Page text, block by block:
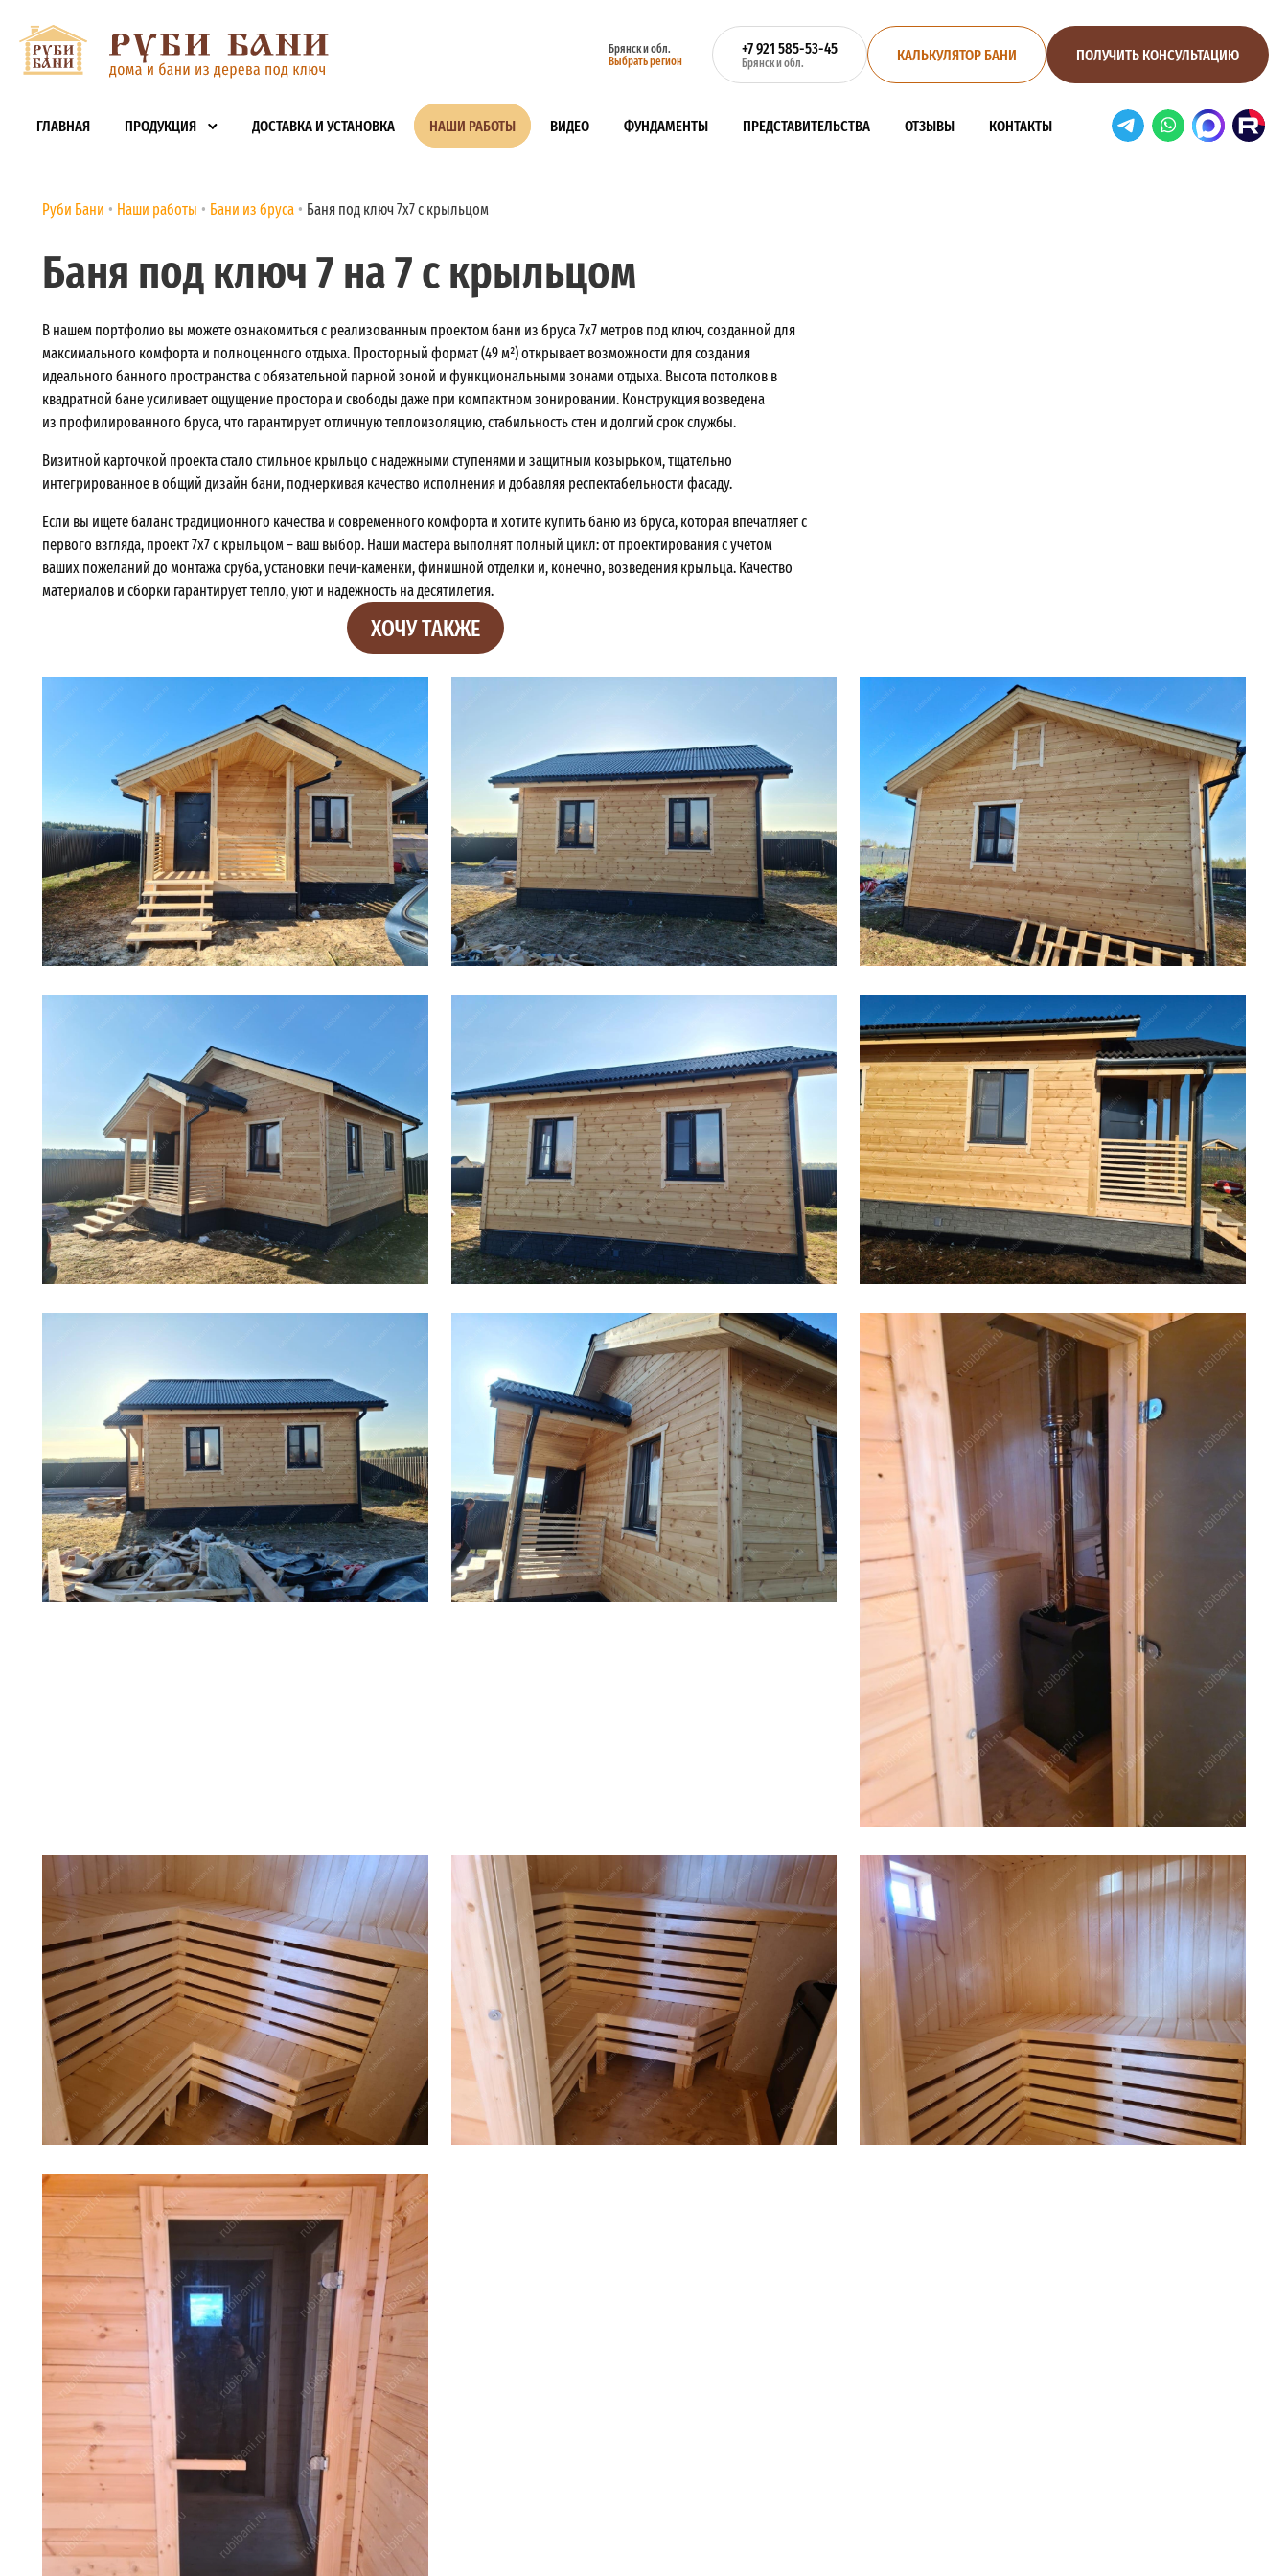
Брянск и обл.
Выбрать регион
+7 921 585-53-45
Брянск и обл. КАЛЬКУЛЯТОР БАНИ ПОЛУЧИТЬ КОНСУЛЬТАЦИЮ
ГЛАВНАЯ ПРОДУКЦИЯ ДОСТАВКА И УСТАНОВКА НАШИ РАБОТЫ ВИДЕО ФУНДАМЕНТЫ ПРЕДСТАВИТЕЛЬСТВА ОТЗЫВЫ КОНТАКТЫ
Руби Бани Наши работы Бани из бруса Баня под ключ 7х7 с крыльцом
Баня под ключ 7 на 7 с крыльцом
В нашем портфолио вы можете ознакомиться с реализованным проектом бани из бруса 7х7 метров под ключ, созданной для
максимального комфорта и полноценного отдыха. Просторный формат (49 м²) открывает возможности для создания
идеального банного пространства с обязательной парной зоной и функциональными зонами отдыха. Высота потолков в
квадратной бане усиливает ощущение простора и свободы даже при компактном зонировании. Конструкция возведена
из профилированного бруса, что гарантирует отличную теплоизоляцию, стабильность стен и долгий срок службы.
Визитной карточкой проекта стало стильное крыльцо с надежными ступенями и защитным козырьком, тщательно
интегрированное в общий дизайн бани, подчеркивая качество исполнения и добавляя респектабельности фасаду.
Если вы ищете баланс традиционного качества и современного комфорта и хотите купить баню из бруса, которая впечатляет с
первого взгляда, проект 7х7 с крыльцом – ваш выбор. Наши мастера выполнят полный цикл: от проектирования с учетом
ваших пожеланий до монтажа сруба, установки печи-каменки, финишной отделки и, конечно, возведения крыльца. Качество
материалов и сборки гарантирует тепло, уют и надежность на десятилетия.
ХОЧУ ТАКЖЕ